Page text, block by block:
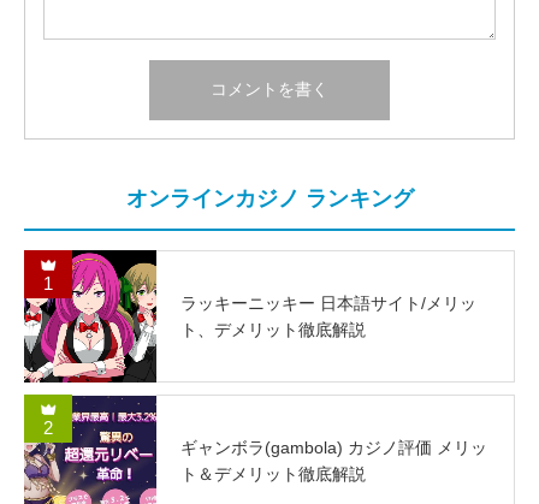
オンラインカジノ ランキング
1
ラッキーニッキー 日本語サイト/メリッ
ト、デメリット徹底解説
2
ギャンボラ(gambola) カジノ評価 メリッ
ト＆デメリット徹底解説